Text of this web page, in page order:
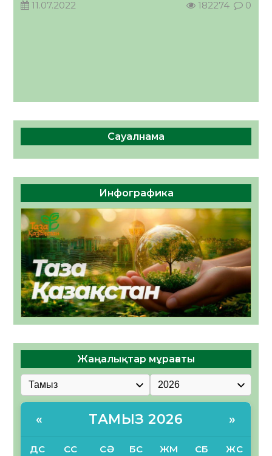
11.07.2022
182274 0
Сауалнама
Инфографика
Жаңалықтар мұрағаты
« ТАМЫЗ 2026 »
ДС СС СӘ БС ЖМ СБ ЖС